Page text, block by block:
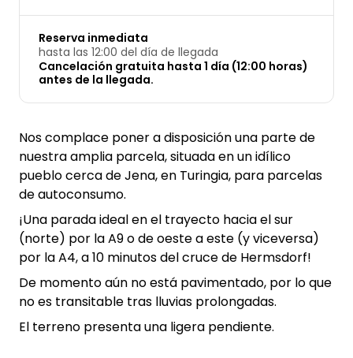
Reserva inmediata
hasta las 12:00 del día de llegada
Cancelación gratuita hasta 1 día (12:00 horas)
antes de la llegada.
Nos complace poner a disposición una parte de
nuestra amplia parcela, situada en un idílico
pueblo cerca de Jena, en Turingia, para parcelas
de autoconsumo.
¡Una parada ideal en el trayecto hacia el sur
(norte) por la A9 o de oeste a este (y viceversa)
por la A4, a 10 minutos del cruce de Hermsdorf!
De momento aún no está pavimentado, por lo que
no es transitable tras lluvias prolongadas.
El terreno presenta una ligera pendiente.